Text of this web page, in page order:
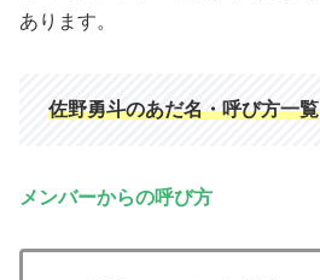
あります。
佐野勇斗のあだ名・呼び方一覧
メンバーからの呼び方